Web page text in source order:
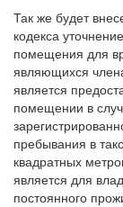
Так же будет
кодекса
помещения для
являющихся
является
помещении в
пребывания в
квадратных
является для
постоянного